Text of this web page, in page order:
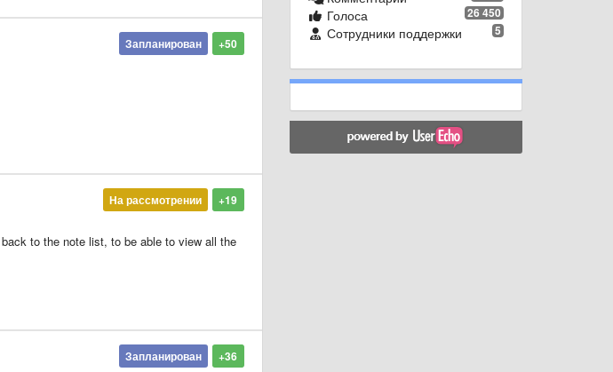
+50
Запланирован
+19
На рассмотрении
to the note list, to be able to view all the
+36
Запланирован
26 450
Голоса
5
Сотрудники поддержки